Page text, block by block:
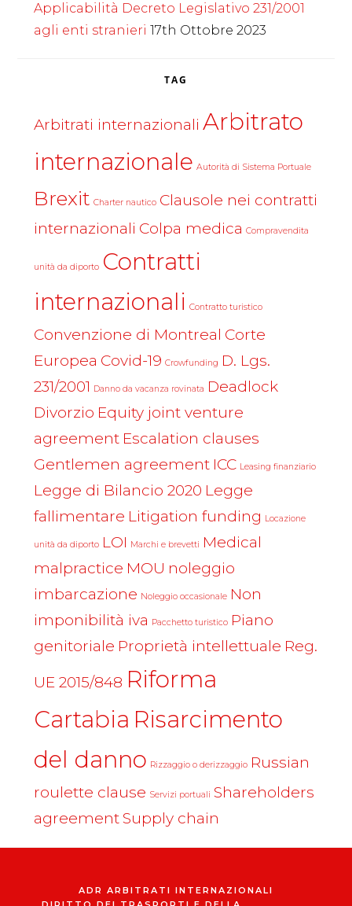
Applicabilità Decreto Legislativo 231/2001
agli enti stranieri 17th Ottobre 2023
TAG
Arbitrati internazionali Arbitrato
internazionale Autorità di Sistema Portuale
Brexit Charter nautico Clausole nei contratti
internazionali Colpa medica Compravendita
unità da diporto Contratti
internazionali Contratto turistico
Convenzione di Montreal Corte
Europea Covid-19 Crowfunding D. Lgs.
231/2001 Danno da vacanza rovinata Deadlock
Divorzio Equity joint venture
agreement Escalation clauses
Gentlemen agreement ICC Leasing finanziario
Legge di Bilancio 2020 Legge
fallimentare Litigation funding Locazione
unità da diporto LOI Marchi e brevetti Medical
malpractice MOU noleggio
imbarcazione Noleggio occasionale Non
imponibilità iva Pacchetto turistico Piano
genitoriale Proprietà intellettuale Reg.
UE 2015/848 Riforma
Cartabia Risarcimento
del danno Rizzaggio o derizzaggio Russian
roulette clause Servizi portuali Shareholders
agreementSupply chain
ADR ARBITRATI INTERNAZIONALI